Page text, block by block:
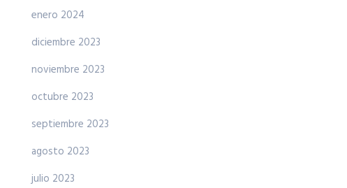
enero 2024
diciembre 2023
noviembre 2023
octubre 2023
septiembre 2023
agosto 2023
julio 2023